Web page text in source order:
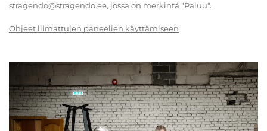
stragendo@stragendo.ee, jossa on merkintä "Paluu".
Ohjeet liimattujen paneelien käyttämiseen